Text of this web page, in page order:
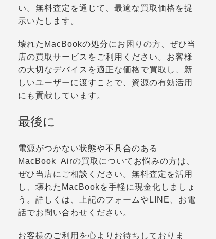
い。無料査定を通じて、最適な買取価格を提
示いたします。
壊れたMacBookの処分にお困りの方、ぜひ当
店の買取サービスをご利用ください。お客様
の大切なデバイスを適正な価格で買取し、新
しいユーザーに渡すことで、資源の有効活用
にも貢献しています。
最後に
電源がつかない状態や不具合のある
MacBook Airの買取についてお悩みの方は、
ぜひ当店にご相談ください。無料査定を活用
し、壊れたMacBookを手軽に現金化しましょ
う。詳しくは、上記のフォームやLINE、お電
話でお問い合わせください。
お客様のご利用を心よりお待ちしておりま